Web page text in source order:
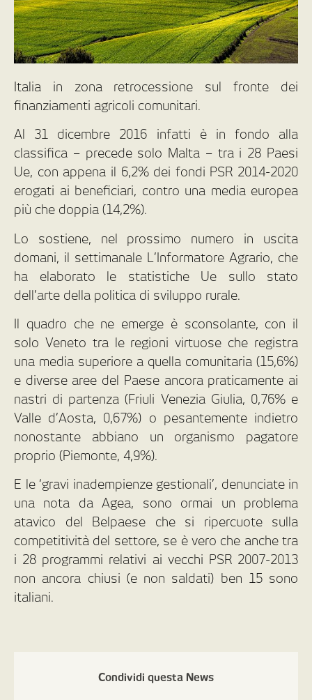
Italia in zona retrocessione sul fronte dei
finanziamenti agricoli comunitari.
Al 31 dicembre 2016 infatti è in fondo alla
classifica – precede solo Malta – tra i 28 Paesi
Ue, con appena il 6,2% dei fondi PSR 2014-2020
erogati ai beneficiari, contro una media europea
più che doppia (14,2%).
Lo sostiene, nel prossimo numero in uscita
domani, il settimanale L’Informatore Agrario, che
ha elaborato le statistiche Ue sullo stato
dell’arte della politica di sviluppo rurale.
Il quadro che ne emerge è sconsolante, con il
solo Veneto tra le regioni virtuose che registra
una media superiore a quella comunitaria (15,6%)
e diverse aree del Paese ancora praticamente ai
nastri di partenza (Friuli Venezia Giulia, 0,76% e
Valle d’Aosta, 0,67%) o pesantemente indietro
nonostante abbiano un organismo pagatore
proprio (Piemonte, 4,9%).
E le ‘gravi inadempienze gestionali’, denunciate in
una nota da Agea, sono ormai un problema
atavico del Belpaese che si ripercuote sulla
competitività del settore, se è vero che anche tra
i 28 programmi relativi ai vecchi PSR 2007-2013
non ancora chiusi (e non saldati) ben 15 sono
italiani.
Condividi questa News